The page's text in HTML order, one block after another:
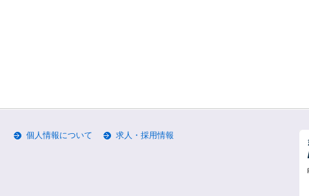
個人情報について 求人・採用情報